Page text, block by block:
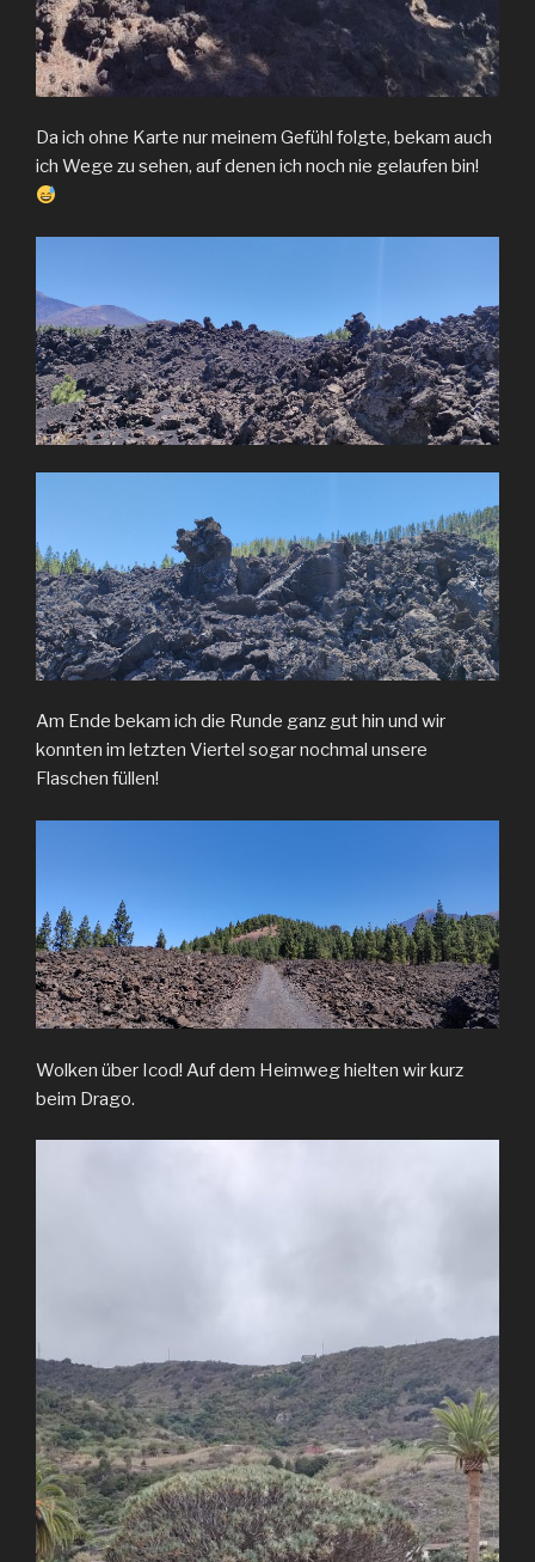
Da ich ohne Karte nur meinem Gefühl folgte, bekam auch
ich Wege zu sehen, auf denen ich noch nie gelaufen bin!
Am Ende bekam ich die Runde ganz gut hin und wir
konnten im letzten Viertel sogar nochmal unsere
Flaschen füllen!
Wolken über Icod! Auf dem Heimweg hielten wir kurz
beim Drago.